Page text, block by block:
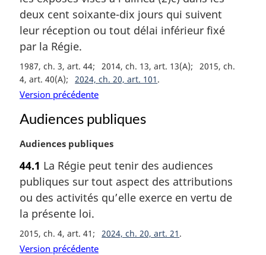
a
g
i
n
a
e
:
deux cent soixante-dix jours qui suivent
leur réception ou tout délai inférieur fixé
par la Régie.
1987, ch. 3, art. 44 2014, ch. 13, art. 13(A)
2015, ch.
4, art. 40(A)
2024, ch. 20, art. 101
Version précédente
Audiences publiques
N
t
e
m
a
g
i
Audiences publiques
44.1 La Régie peut tenir des audiences
publiques sur tout aspect des attributions
ou des activités qu’elle exerce en vertu de
la présente loi.
2015, ch. 4, art. 41 2024, ch. 20, art. 21
Version précédente